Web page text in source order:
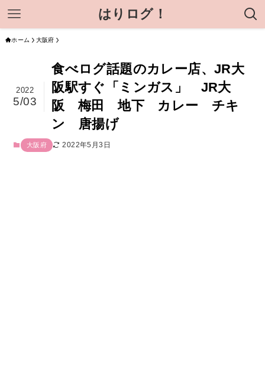
はりログ！
ホーム 大阪府
食べログ話題のカレー店、JR大
阪駅すぐ「ミンガス」 JR大
阪 梅田 地下 カレー チキ
ン 唐揚げ
2022
5/03
大阪府 2022年5月3日